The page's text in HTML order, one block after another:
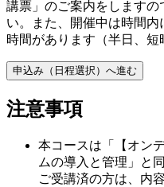
講票」のご案内をしますの
い。また、開催中は時間
時間があります（半日、短
申込み（日程選択）へ進む
注意事項
本コースは「【オン
ムの導入と管理」と
ご受講済の方は、内